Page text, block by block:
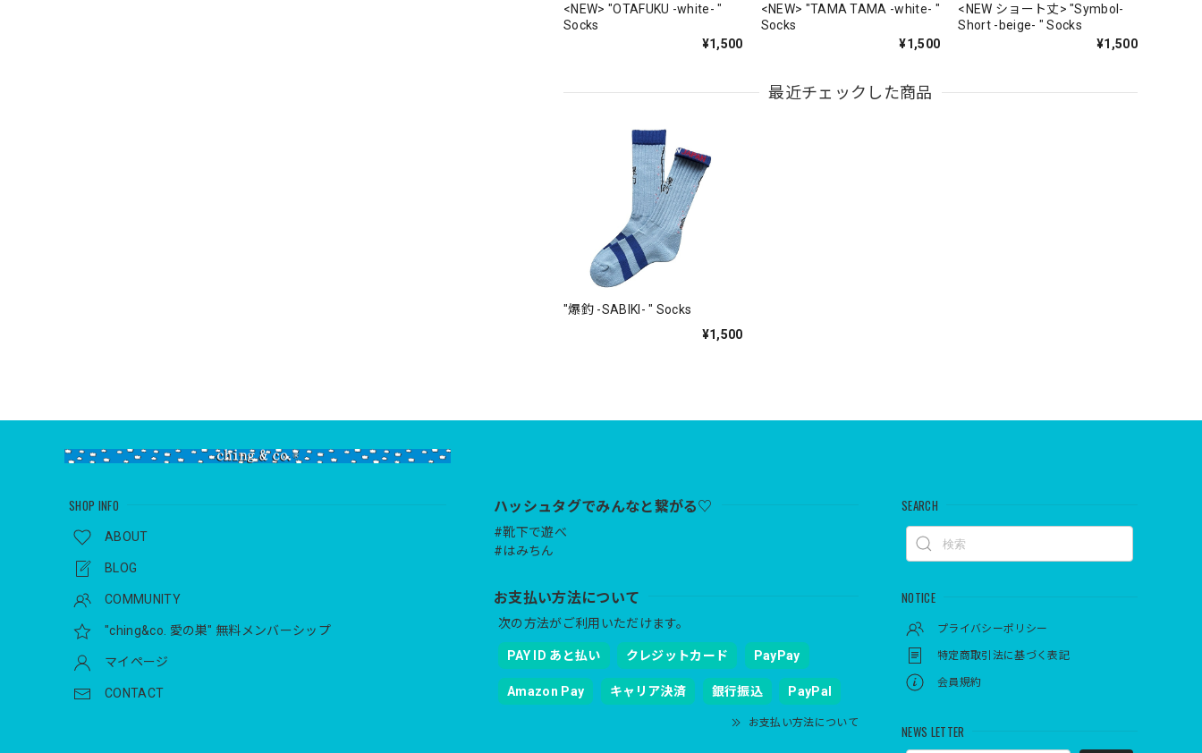
<NEW> "OTAFUKU -white- "
Socks
¥1,500
<NEW> "TAMA TAMA -white- "
Socks
¥1,500
<NEW ショート丈> "Symbol-
Short -beige- " Socks
¥1,500
最近チェックした商品
"爆釣 -SABIKI- " Socks
¥1,500
SHOP INFO
ABOUT
BLOG
COMMUNITY
"ching&co. 愛の巣" 無料メンバーシップ
マイページ
CONTACT
ハッシュタグでみんなと繋がる♡
#靴下で遊べ
#はみちん
お支払い方法について
次の方法がご利用いただけます。
PAY ID あと払い クレジットカード PayPay
Amazon Pay キャリア決済 銀行振込 PayPal
お支払い方法について
SEARCH
NOTICE
プライバシーポリシー
特定商取引法に基づく表記
会員規約
NEWS LETTER